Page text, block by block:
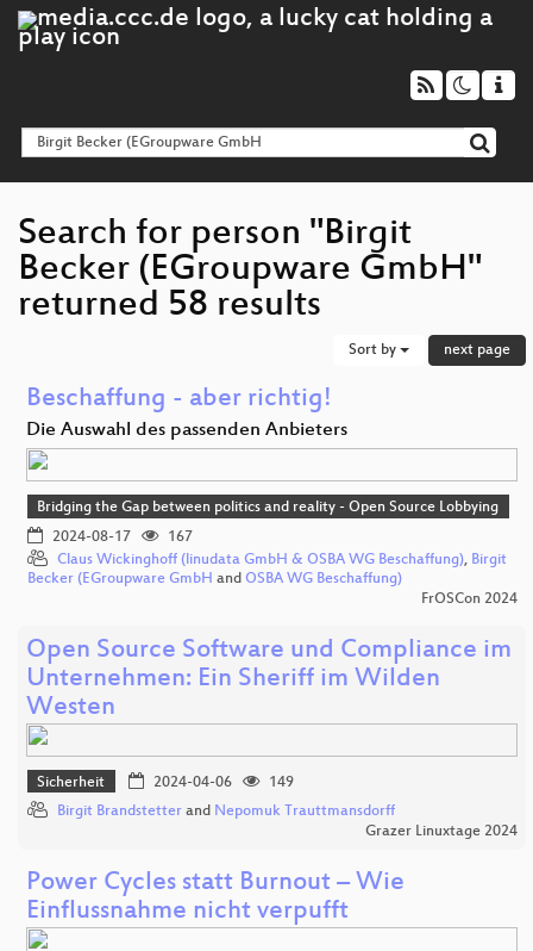
Search for person "Birgit
Becker (EGroupware GmbH"
returned 58 results
Sort by next page
Beschaffung - aber richtig!
Die Auswahl des passenden Anbieters
Bridging the Gap between politics and reality - Open Source Lobbying
2024-08-17
167
Claus Wickinghoff (linudata GmbH & OSBA WG Beschaffung), Birgit
Becker (EGroupware GmbH and OSBA WG Beschaffung)
FrOSCon 2024
Open Source Software und Compliance im
Unternehmen: Ein Sheriff im Wilden
Westen
Sicherheit 2024-04-06
149
Birgit Brandstetter and Nepomuk Trauttmansdorff
Grazer Linuxtage 2024
Power Cycles statt Burnout – Wie
Einflussnahme nicht verpufft